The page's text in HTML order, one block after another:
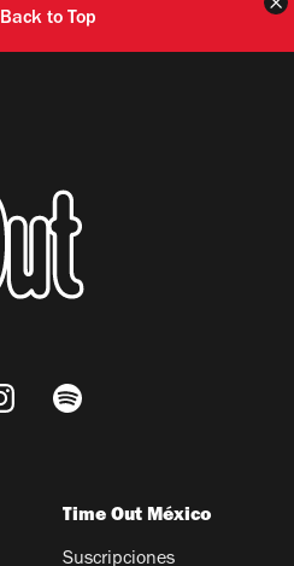
Back to Top
Time Out México
Suscripciones